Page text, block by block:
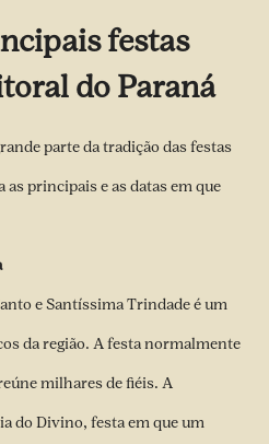
festas
do Paraná
parte da tradição das festas
as principais e as datas em que
e Santíssima Trindade é um
da região. A festa normalmente
milhares de fiéis. A
do Divino, festa em que um